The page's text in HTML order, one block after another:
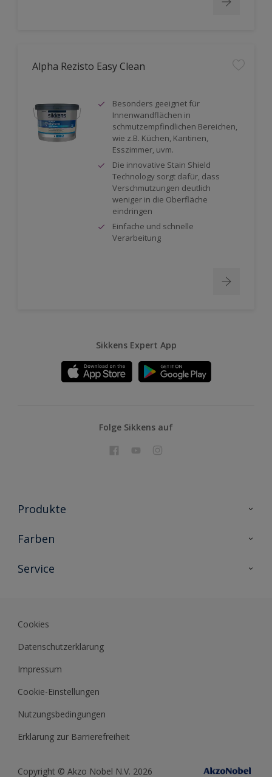
Alpha Rezisto Easy Clean
Besonders geeignet für
Innenwandflächen in
schmutzempfindlichen Bereichen,
wie z.B. Küchen, Kantinen,
Esszimmer, uvm.
Die innovative Stain Shield
Technology sorgt dafür, dass
Verschmutzungen deutlich
weniger in die Oberfläche
eindringen
Einfache und schnelle
Verarbeitung
Sikkens Expert App
Folge Sikkens auf
Produkte
Holzschutz
Metallschutz
Farben
Farbkollektionen
Farb-Tools
Service
Sikkens Akademie
Datenblätter
Cookies
Datenschutzerklärung
Impressum
Cookie-Einstellungen
Nutzungsbedingungen
Erklärung zur Barrierefreiheit
Copyright © Akzo Nobel N.V. 2026